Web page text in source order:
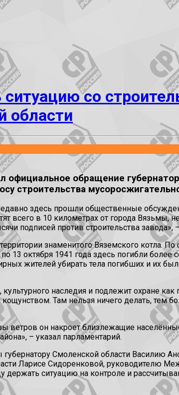
со
области
официальное обращение
строительства
здесь прошли общественные
всего в 10 километрах от города Вязьмы,
подписей против строительства завода»,
знаменитого Вяземского котла.
октября 1941 года здесь погибли более
жителей убирать тела погибших и их
наследия и подлежит охране
Там нельзя ничего делать, тем
ветров он накроет близлежащие
– указал парламентарий.
Смоленской области Василию
Ларисе Сидоренковой, руководителю
ситуацию на контроле и